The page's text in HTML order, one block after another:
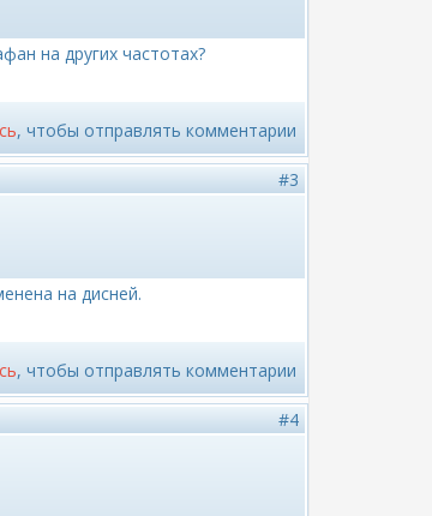
на других частотах?
, чтобы отправлять комментарии
#3
на дисней.
, чтобы отправлять комментарии
#4